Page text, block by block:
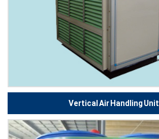
Vertical Air Handling Unit